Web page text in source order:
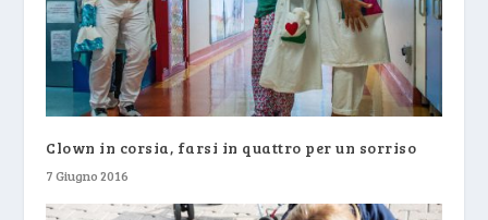
Clown in corsia, farsi in quattro per un sorriso
7 Giugno 2016